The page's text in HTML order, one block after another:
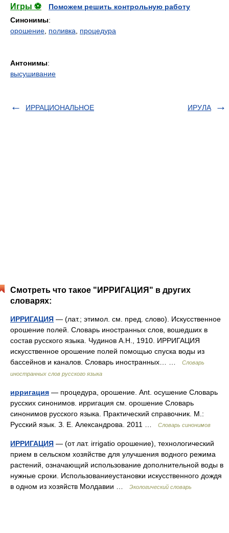
Игры ⚽
Поможем решить контрольную работу
Синонимы:
орошение поливка процедура
Антонимы:
высушивание
ИРРАЦИОНАЛЬНОЕ ИРУЛА
Смотреть что такое "ИРРИГАЦИЯ" в других
словарях:
ИРРИГАЦИЯ — (лат.; этимол. см. пред. слово). Искусственное
орошение полей. Словарь иностранных слов, вошедших в
состав русского языка. Чудинов А.Н., 1910. ИРРИГАЦИЯ
искусственное орошение полей помощью спуска воды из
бассейнов и каналов. Словарь иностранных… …
Словарь
иностранных слов русского языка
ирригация — процедура, орошение. Ant. осушение Словарь
русских синонимов. ирригация см. орошение Словарь
синонимов русского языка. Практический справочник. М.:
Русский язык. З. Е. Александрова. 2011 …
Словарь синонимов
ИРРИГАЦИЯ — (от лат. irrigatio орошение), технологический
прием в сельском хозяйстве для улучшения водного режима
растений, означающий использование дополнительной воды в
нужные сроки. Использованиеустановки искусственного дождя
в одном из хозяйств Молдавии …
Экологический словарь